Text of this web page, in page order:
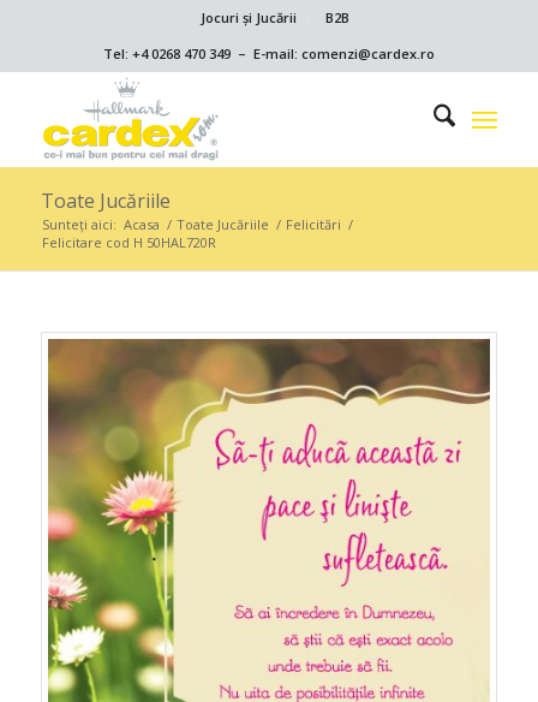
Jocuri și Jucării
B2B
Tel: +4 0268 470 349 – E-mail: comenzi@cardex.ro
Toate Jucăriile
Sunteți aici: Acasa / Toate Jucăriile / Felicitări /
Felicitare cod H 50HAL720R